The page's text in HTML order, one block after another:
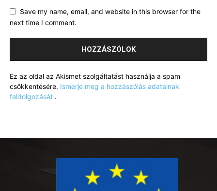
Save my name, email, and website in this browser for the
next time I comment.
Ez az oldal az Akismet szolgáltatást használja a spam
csökkentésére. Ismerje meg a hozzászólás adatainak
feldolgozását .